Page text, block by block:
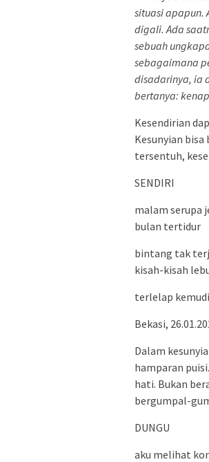
situasi apapun.
digali. Ada
sebuah
sebagaimana
disadarinya, ia
bertanya:
Kesendirian
Kesunyian
tersentuh,
SENDIRI
malam serupa
bulan tertidur
bintang tak
kisah-kisah
terlelap
Bekasi,
Dalam
hamparan
hati. Bukan
bergumpal-
DUNGU
aku melihat